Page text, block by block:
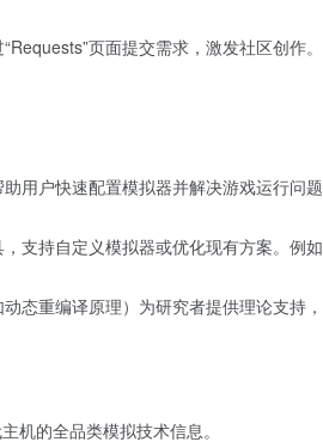
页面提交需求，激发社区创
用户快速配置模拟器并解决游戏运行问
支持自定义模拟器或优化现有方案。例
态重编译原理）为研究者提供理论支持
机的全品类模拟技术信息。